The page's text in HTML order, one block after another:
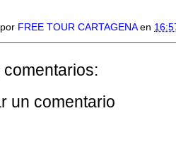
FREE TOUR CARTAGENA en
comentarios:
un comentario